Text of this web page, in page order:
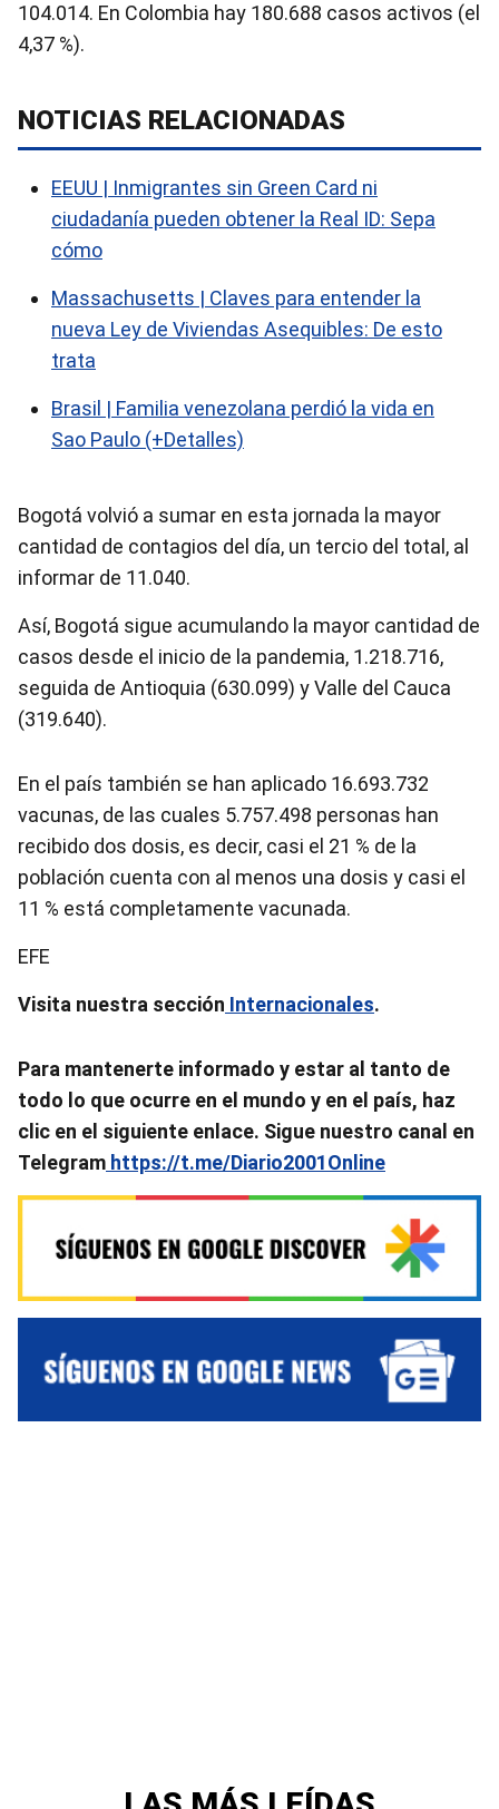
104.014. En Colombia hay 180.688 casos activos (el
4,37 %).
NOTICIAS RELACIONADAS
EEUU | Inmigrantes sin Green Card ni
ciudadanía pueden obtener la Real ID: Sepa
cómo
Massachusetts | Claves para entender la
nueva Ley de Viviendas Asequibles: De esto
trata
Brasil | Familia venezolana perdió la vida en
Sao Paulo (+Detalles)
Bogotá volvió a sumar en esta jornada la mayor
cantidad de contagios del día, un tercio del total, al
informar de 11.040.
Así, Bogotá sigue acumulando la mayor cantidad de
casos desde el inicio de la pandemia, 1.218.716,
seguida de Antioquia (630.099) y Valle del Cauca
(319.640).
En el país también se han aplicado 16.693.732
vacunas, de las cuales 5.757.498 personas han
recibido dos dosis, es decir, casi el 21 % de la
población cuenta con al menos una dosis y casi el
11 % está completamente vacunada.
EFE
Visita nuestra sección Internacionales.
Para mantenerte informado y estar al tanto de
todo lo que ocurre en el mundo y en el país, haz
clic en el siguiente enlace. Sigue nuestro canal en
Telegram https://t.me/Diario2001Online